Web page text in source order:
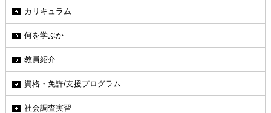
カリキュラム
何を学ぶか
教員紹介
資格・免許/支援プログラム
社会調査実習